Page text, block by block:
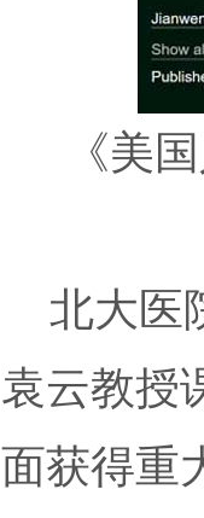
《美
北大医
袁云教授
面获得重